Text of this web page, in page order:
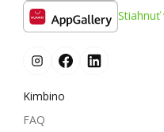
Stiahnuť
Kimbino
FAQ